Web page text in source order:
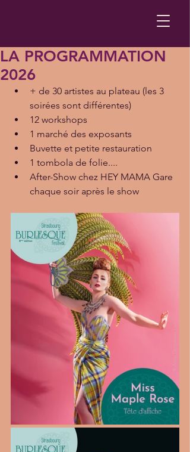
LA PROGRAMMATION
2026
+ de 30 artistes au plateau (les 3
soirées sont différentes)
12 workshops
1 marché des exposants
Buvette et petite restauration
1 tombola de folie....
After-Show chez HEY MAMA Gare
chaque soir après le show